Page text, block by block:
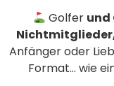
Golfer und
Anfänger oder
Format… wie